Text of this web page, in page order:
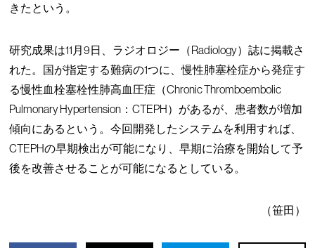
きたという。
研究成果は11月9日、ラジオロジー（Radiology）誌に掲載さ
れた。国が指定する難病の1つに、慢性肺塞栓症から発症す
る慢性血栓塞栓性肺高血圧症（Chronic Thromboembolic
Pulmonary Hypertension：CTEPH）があるが、患者数が増加
傾向にあるという。今回開発したシステムを利用すれば、
CTEPHの早期検出が可能になり、早期に治療を開始して予
後を改善させることが可能になるとしている。
（笹田）